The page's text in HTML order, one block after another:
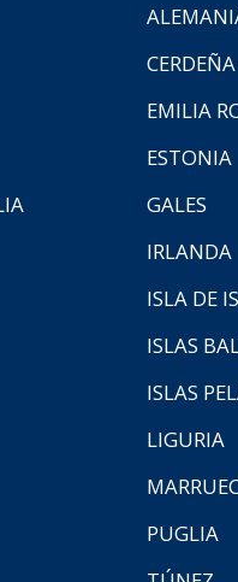
CERDEÑA
EMILIA
ESTONIA
GALES
IRLANDA
ISLA DE
ISLAS
ISLAS
LIGURIA
PUGLIA